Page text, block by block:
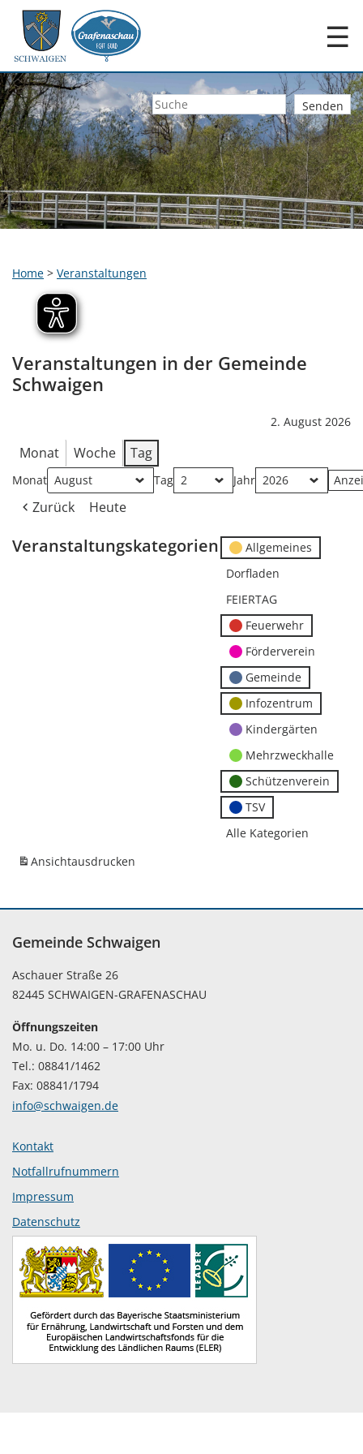
☰
Home > Veranstaltungen
Veranstaltungen in der Gemeinde
Schwaigen
2. August 2026
Monat Woche Tag
Monat Tag Jahr
Zurück Heute
Veranstaltungskategorien
Allgemeines
Dorfladen
FEIERTAG
Feuerwehr
Förderverein
Gemeinde
Infozentrum
Kindergärten
Mehrzweckhalle
Schützenverein
TSV
Alle Kategorien
Ansichtausdrucken
Gemeinde Schwaigen
Aschauer Straße 26
82445 SCHWAIGEN-GRAFENASCHAU
Öffnungszeiten
Mo. u. Do. 14:00 – 17:00 Uhr
Tel.: 08841/1462
Fax: 08841/1794
info@schwaigen.de
Kontakt
Notfallrufnummern
Impressum
Datenschutz